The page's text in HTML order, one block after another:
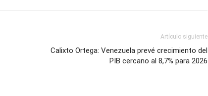
Artículo siguiente
Calixto Ortega: Venezuela prevé crecimiento del
PIB cercano al 8,7% para 2026